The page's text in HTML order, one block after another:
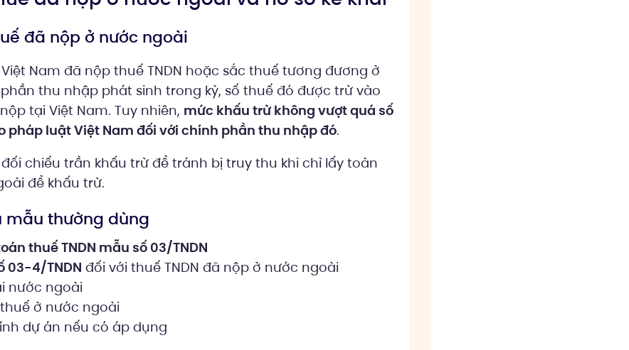
đã nộp ở nước ngoài
Nam đã nộp thuế TNDN hoặc sắc thuế tương đương ở
thu nhập phát sinh trong kỳ, số thuế đó được trừ vào
tại Việt Nam. Tuy nhiên, mức khấu trừ không vượt quá số
pháp luật Việt Nam đối với chính phần thu nhập đó.
chiếu trần khấu trừ để tránh bị truy thu khi chỉ lấy toàn
để khấu trừ.
mẫu thường dùng
thuế TNDN mẫu số 03/TNDN
03-4/TNDN đối với thuế TNDN đã nộp ở nước ngoài
nước ngoài
ở nước ngoài
dự án nếu có áp dụng